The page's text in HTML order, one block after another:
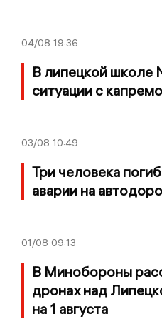
04/08 19:36
В липецкой школе
ситуации с
03/08 10:49
Три человека
аварии на
01/08 09:13
В Минобороны
дронах над
на 1 августа